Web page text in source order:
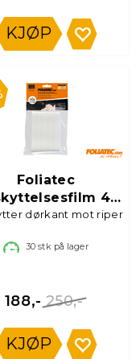
KJØP
Foliatec
4-
pk
dørkant mot riper
30 stk på lager
250,-
188,-
KJØP